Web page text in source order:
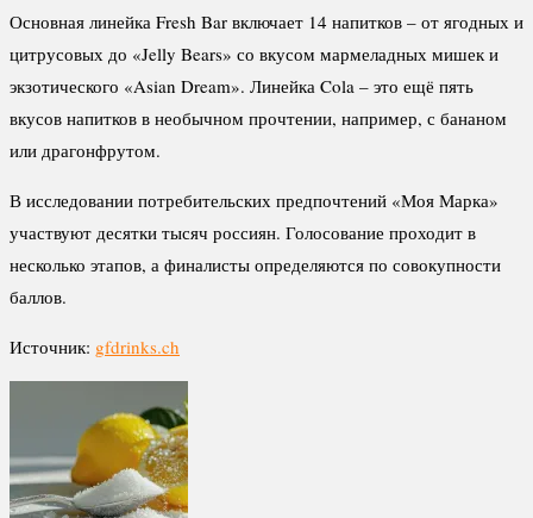
Основная линейка Fresh Bar включает 14 напитков – от ягодных и
цитрусовых до «Jelly Bears» со вкусом мармеладных мишек и
экзотического «Asian Dream». Линейка Cola – это ещё пять
вкусов напитков в необычном прочтении, например, с бананом
или драгонфрутом.
В исследовании потребительских предпочтений «Моя Марка»
участвуют десятки тысяч россиян. Голосование проходит в
несколько этапов, а финалисты определяются по совокупности
баллов.
Источник: gfdrinks.ch